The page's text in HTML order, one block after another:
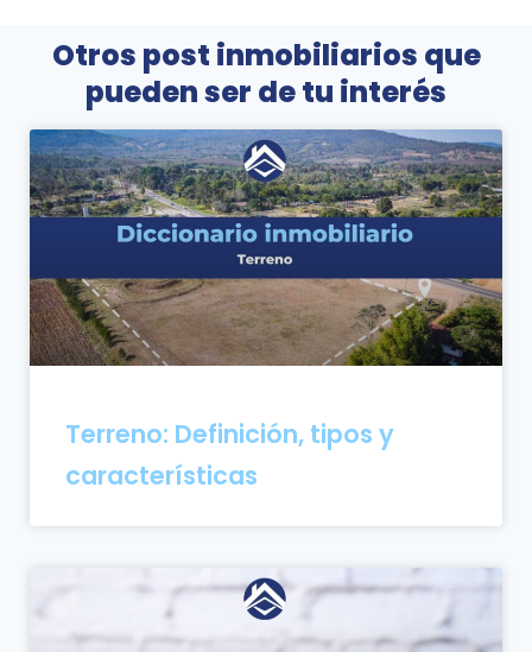
Otros post inmobiliarios que
pueden ser de tu interés
Terreno: Definición, tipos y
características